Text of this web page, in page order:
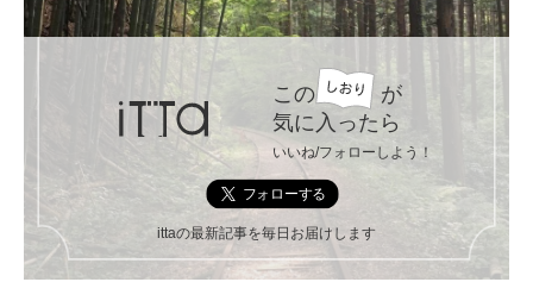
この
が
気に入ったら
いいね/フォローしよう！
ittaの最新記事を毎日お届けします